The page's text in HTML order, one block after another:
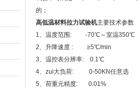
的；
高低温材料拉力试验机主要技术参数
1、温度范围: -70℃～室温350℃
2、升降速度 : ≥5℃/min
3、温控表分辨率: 0.1℃
4、zui大负荷: 0-50KN任意选
5、荷重元精度: 0.01%